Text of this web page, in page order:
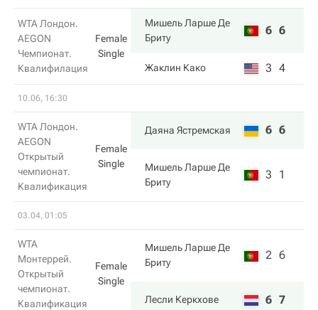
WTA Лондон.
AEGON
Чемпионат.
Квалифилация
Female
Single
Мишель Ларше Де
Бриту
6 6
Жаклин Како 3 4
10.06, 16:30
WTA Лондон.
AEGON
Открытый
чемпионат.
Квалификация
Female
Single
Даяна Ястремская 6 6
Мишель Ларше Де
Бриту
3 1
03.04, 01:05
WTA
Монтеррей.
Открытый
чемпионат.
Квалификация
Female
Single
Мишель Ларше Де
Бриту
2 6
Лесли Керкхове 6 7